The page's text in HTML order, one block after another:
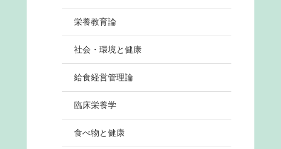
栄養教育論
社会・環境と健康
給食経営管理論
臨床栄養学
食べ物と健康